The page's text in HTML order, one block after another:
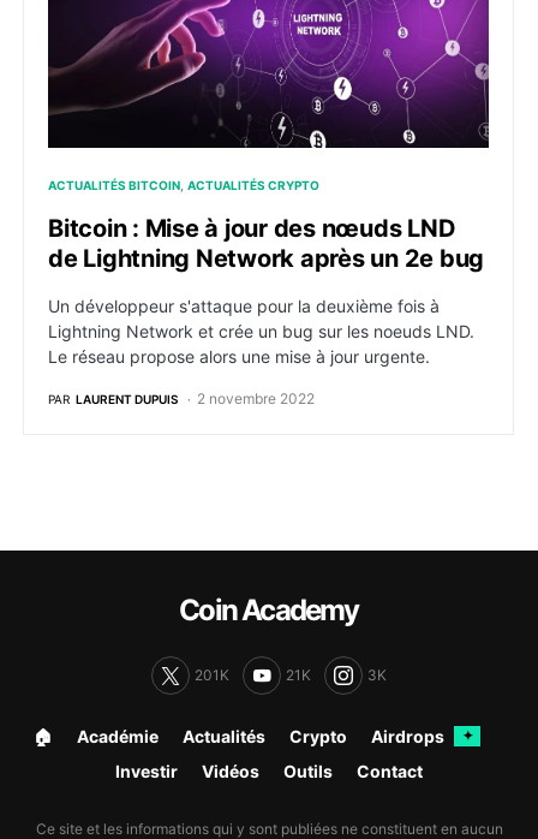
ACTUALITÉS BITCOIN ACTUALITÉS CRYPTO
Bitcoin : Mise à jour des nœuds LND
de Lightning Network après un 2e bug
Un développeur s'attaque pour la deuxième fois à
Lightning Network et crée un bug sur les noeuds LND.
Le réseau propose alors une mise à jour urgente.
PAR LAURENT DUPUIS 2 novembre 2022
Coin Academy
201K 21K 3K
🏠︎ Académie Actualités Crypto Airdrops ✦
Investir Vidéos Outils Contact
Ce site et les informations qui y sont publiées ne constituent en aucun